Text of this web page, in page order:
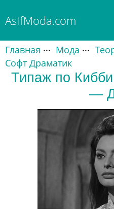
AsIfModa.com
Главная
О моде
Основные
Смешанные
Подбор
Главная Мода
Софт Драматик
Типаж по
—